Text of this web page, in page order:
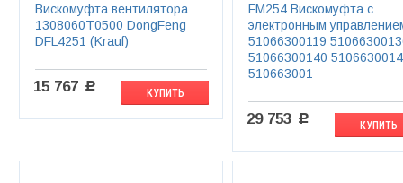
Вискомуфта вентилятора
1308060T0500 DongFeng
DFL4251 (Krauf)
15 767 c
КУПИТЬ
FM254 Вискомуфта с
электронным
51066300119
51066300140
510663001
29 753 c
КУПИТЬ